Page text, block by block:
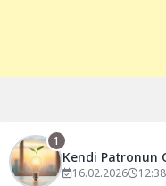
1
Kendi Patronun
İş Fikirleri
16.02.2026 12:38